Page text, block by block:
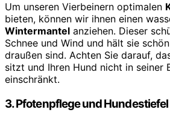
Um unseren Vierbeinern optimalen
bieten, können wir ihnen einen
Wintermantel anziehen. Dieser
Schnee und Wind und hält sie
draußen sind. Achten Sie darauf,
sitzt und Ihren Hund nicht in seiner
einschränkt.
3. Pfotenpflege und Hundestiefel